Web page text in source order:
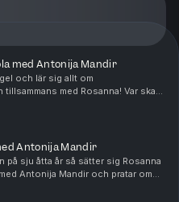
med Antonija Mandir
och lär sig allt om
tillsammans med Rosanna! Var ska
hon tänka? Bör hon gå
Antonija Mandir
på sju åtta år så sätter sig Rosanna
Antonija Mandir och pratar om
knän och framförallt hennes